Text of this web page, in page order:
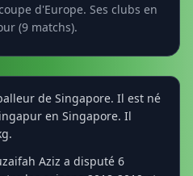
d'Europe. Ses clubs en
(9 matchs).
de Singapore. Il est né
en Singapore. Il
Aziz a disputé 6